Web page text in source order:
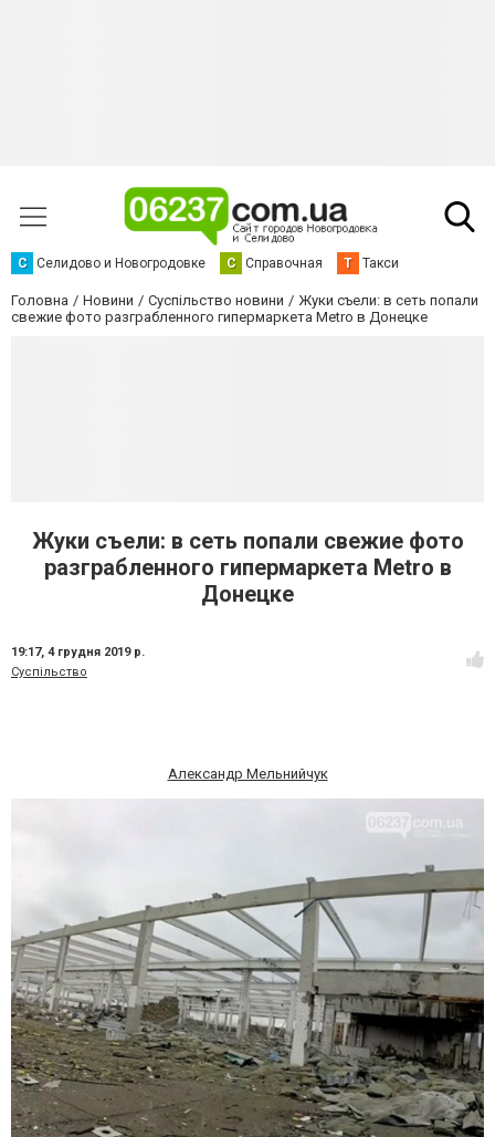
С Селидово и Новогродовке С Справочная Т Такси
Головна Новини Суспільство новини
Жуки съели: в сеть попали
свежие фото разграбленного гипермаркета Metro в Донецке
Жуки съели: в сеть попали свежие фото
разграбленного гипермаркета Metro в
Донецке
19:17, 4 грудня 2019 р.
Суспільство
Александр Мельнийчук